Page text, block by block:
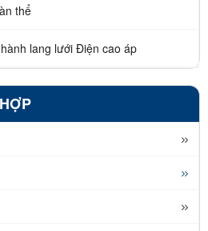
thể
lang lưới Điện cao áp